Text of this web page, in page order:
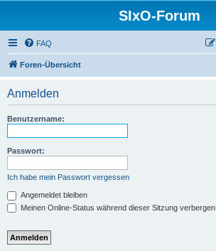
SIxO-Forum
FAQ
Foren-Übersicht
Anmelden
Benutzername:
Passwort:
Ich habe mein Passwort vergessen
Angemeldet bleiben
Meinen Online-Status während dieser Sitzung verbergen